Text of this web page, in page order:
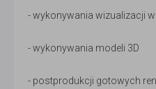
- wykonywania wizualizacji
- wykonywania modeli 3D
- postprodukcji gotowych